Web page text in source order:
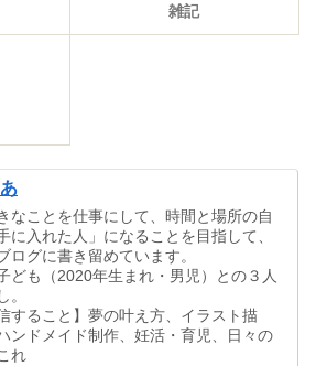
雑記
きなことを仕事にして、時間と場所の自
に入れた人」になることを目指して、
ログに書き留めています。
ども（2020年生まれ・男児）との３人
。
信すること】夢の叶え方、イラスト描
ンドメイド制作、妊活・育児、日々の
れ